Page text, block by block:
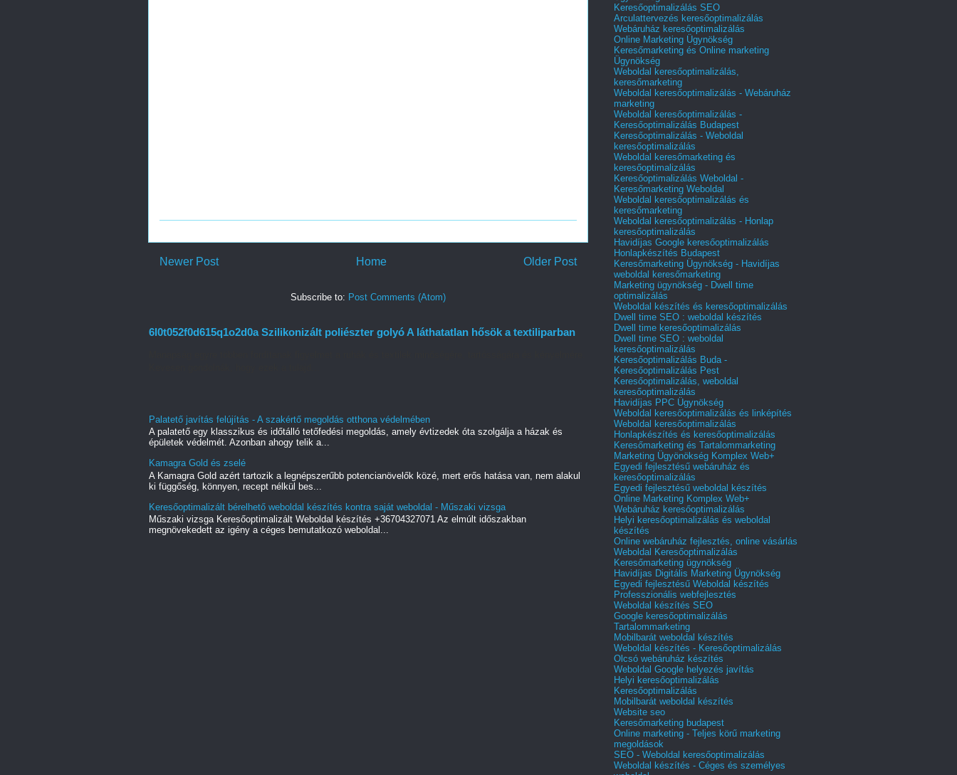
Newer Post Older Post
Home
Subscribe to: Post Comments (Atom)
6l0t052f0d615q1o2d0a Szilikonizált poliészter golyó A láthatatlan hősök a textiliparban
Palatető javítás felújítás - A szakértő megoldás otthona védelmében
A palatető egy klasszikus és időtálló tetőfedési megoldás, amely évtizedek óta szolgálja a házak és
épületek védelmét. Azonban ahogy telik a...
Kamagra Gold és zselé
A Kamagra Gold azért tartozik a legnépszerűbb potencianövelők közé, mert erős hatása van, nem alakul
ki függőség, könnyen, recept nélkül bes...
Keresőoptimalizált bérelhető weboldal készítés kontra saját weboldal - Műszaki vizsga
Műszaki vizsga Keresőoptimalizált Weboldal készítés +36704327071 Az elmúlt időszakban
megnövekedett az igény a céges bemutatkozó weboldal...
Keresőoptimalizálás SEO
Arculattervezés keresőoptimalizálás
Webáruház keresőoptimalizálás
Online Marketing Ügynökség
Keresőmarketing és Online marketing
Ügynökség
Weboldal keresőoptimalizálás,
keresőmarketing
Weboldal keresőoptimalizálás - Webáruház
marketing
Weboldal keresőoptimalizálás -
Keresőoptimalizálás Budapest
Keresőoptimalizálás - Weboldal
keresőoptimalizálás
Weboldal keresőmarketing és
keresőoptimalizálás
Keresőoptimalizálás Weboldal -
Keresőmarketing Weboldal
Weboldal keresőoptimalizálás és
keresőmarketing
Weboldal keresőoptimalizálás - Honlap
keresőoptimalizálás
Havidíjas Google keresőoptimalizálás
Honlapkészítés Budapest
Keresőmarketing Ügynökség - Havidíjas
weboldal keresőmarketing
Marketing ügynökség - Dwell time
optimalizálás
Weboldal készítés és keresőoptimalizálás
Dwell time SEO : weboldal készítés
Dwell time keresőoptimalizálás
Dwell time SEO : weboldal
keresőoptimalizálás
Keresőoptimalizálás Buda -
Keresőoptimalizálás Pest
Keresőoptimalizálás, weboldal
keresőoptimalizálás
Havidíjas PPC Ügynökség
Weboldal keresőoptimalizálás és linképítés
Weboldal keresőoptimalizálás
Honlapkészítés és keresőoptimalizálás
Keresőmarketing és Tartalommarketing
Marketing Ügyönökség Komplex Web+
Egyedi fejlesztésű webáruház és
keresőoptimalizálás
Egyedi fejlesztésű weboldal készítés
Online Marketing Komplex Web+
Webáruház keresőoptimalizálás
Helyi keresőoptimalizálás és weboldal
készítés
Online webáruház fejlesztés, online vásárlás
Weboldal Keresőoptimalizálás
Keresőmarketing ügynökség
Havidíjas Digitális Marketing Ügynökség
Egyedi fejlesztésű Weboldal készítés
Professzionális webfejlesztés
Weboldal készítés SEO
Google keresőoptimalizálás
Tartalommarketing
Mobilbarát weboldal készítés
Weboldal készítés - Keresőoptimalizálás
Olcsó webáruház készítés
Weboldal Google helyezés javítás
Helyi keresőoptimalizálás
Keresőoptimalizálás
Mobilbarát weboldal készítés
Website seo
Keresőmarketing budapest
Online marketing - Teljes körű marketing
megoldások
SEO - Weboldal keresőoptimalizálás
Weboldal készítés - Céges és személyes